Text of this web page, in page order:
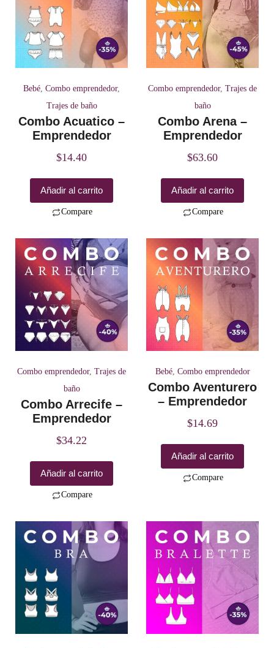
Bebé, Combo emprendedor,
Trajes de baño
Combo Acuatico –
Emprendedor
$14.40
Añadir al carrito
Compare
Combo emprendedor, Trajes de
baño
Combo Arena –
Emprendedor
$63.60
Añadir al carrito
Compare
Combo emprendedor, Trajes de
baño
Combo Arrecife –
Emprendedor
$34.22
Añadir al carrito
Compare
Bebé, Combo emprendedor
Combo Aventurero
– Emprendedor
$14.69
Añadir al carrito
Compare